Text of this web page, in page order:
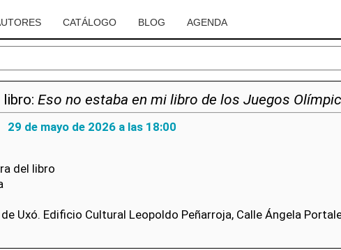
CATÁLOGO BLOG AGENDA
Eso no estaba en mi libro de los Juegos
29 de mayo de 2026 a las 18:00
del libro
Uxó. Edificio Cultural Leopoldo Peñarroja, Calle Ángela